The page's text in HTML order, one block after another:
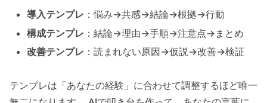
導入テンプレ ：悩み→共感→結論→根拠→行動
構成テンプレ ：結論→理由→手順→注意点→まとめ
改善テンプレ ：読まれない原因→仮説→改善→検証
テンプレは「あなたの経験」に合わせて調整するほど唯一